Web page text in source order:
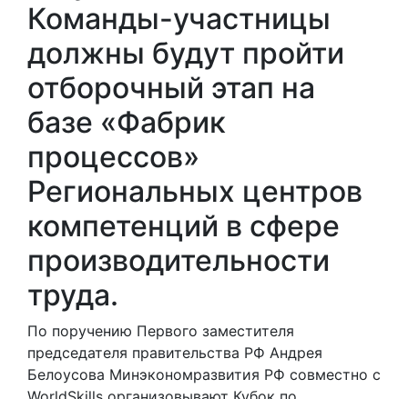
Команды-участницы
должны будут пройти
отборочный этап на
базе «Фабрик
процессов»
Региональных центров
компетенций в сфере
производительности
труда.
По поручению Первого заместителя
председателя правительства РФ Андрея
Белоусова Минэкономразвития РФ совместно с